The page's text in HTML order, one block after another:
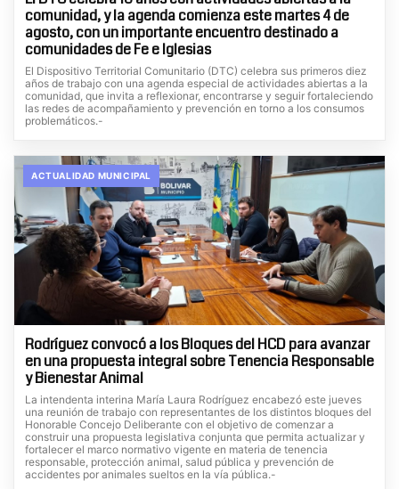
comunidad, y la agenda comienza este martes 4 de
agosto, con un importante encuentro destinado a
comunidades de Fe e Iglesias
El Dispositivo Territorial Comunitario (DTC) celebra sus primeros diez
años de trabajo con una agenda especial de actividades abiertas a la
comunidad, que invita a reflexionar, encontrarse y seguir fortaleciendo
las redes de acompañamiento y prevención en torno a los consumos
problemáticos.-
ACTUALIDAD MUNICIPAL
Rodríguez convocó a los Bloques del HCD para avanzar
en una propuesta integral sobre Tenencia Responsable
y Bienestar Animal
La intendenta interina María Laura Rodríguez encabezó este jueves
una reunión de trabajo con representantes de los distintos bloques del
Honorable Concejo Deliberante con el objetivo de comenzar a
construir una propuesta legislativa conjunta que permita actualizar y
fortalecer el marco normativo vigente en materia de tenencia
responsable, protección animal, salud pública y prevención de
accidentes por animales sueltos en la vía pública.-